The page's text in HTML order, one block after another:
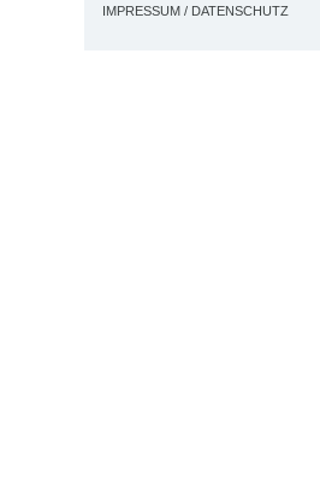
IMPRESSUM / DATENSCHUTZ